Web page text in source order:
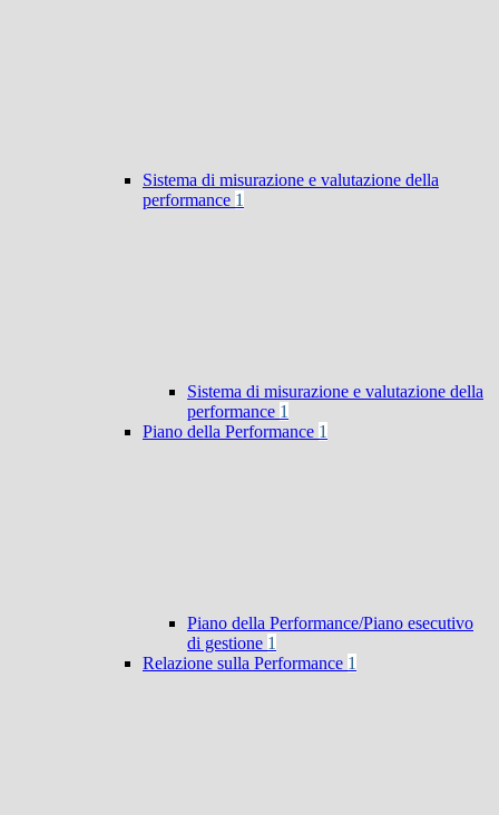
Sistema di misurazione e valutazione della
performance 1
Sistema di misurazione e valutazione della
performance 1
Piano della Performance 1
Piano della Performance/Piano esecutivo
di gestione 1
Relazione sulla Performance 1